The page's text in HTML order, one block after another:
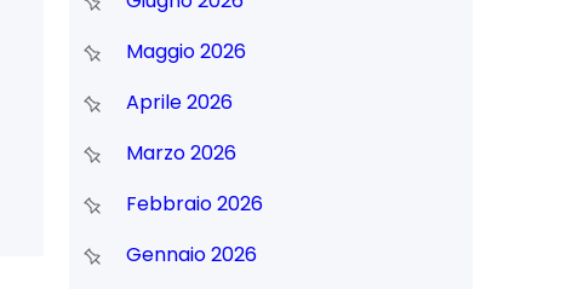
Maggio 2026
Aprile 2026
Marzo 2026
Febbraio 2026
Gennaio 2026